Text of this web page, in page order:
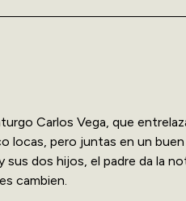
Carlos Vega, que
locas, pero juntas en un
dos hijos, el padre da la
cambien.